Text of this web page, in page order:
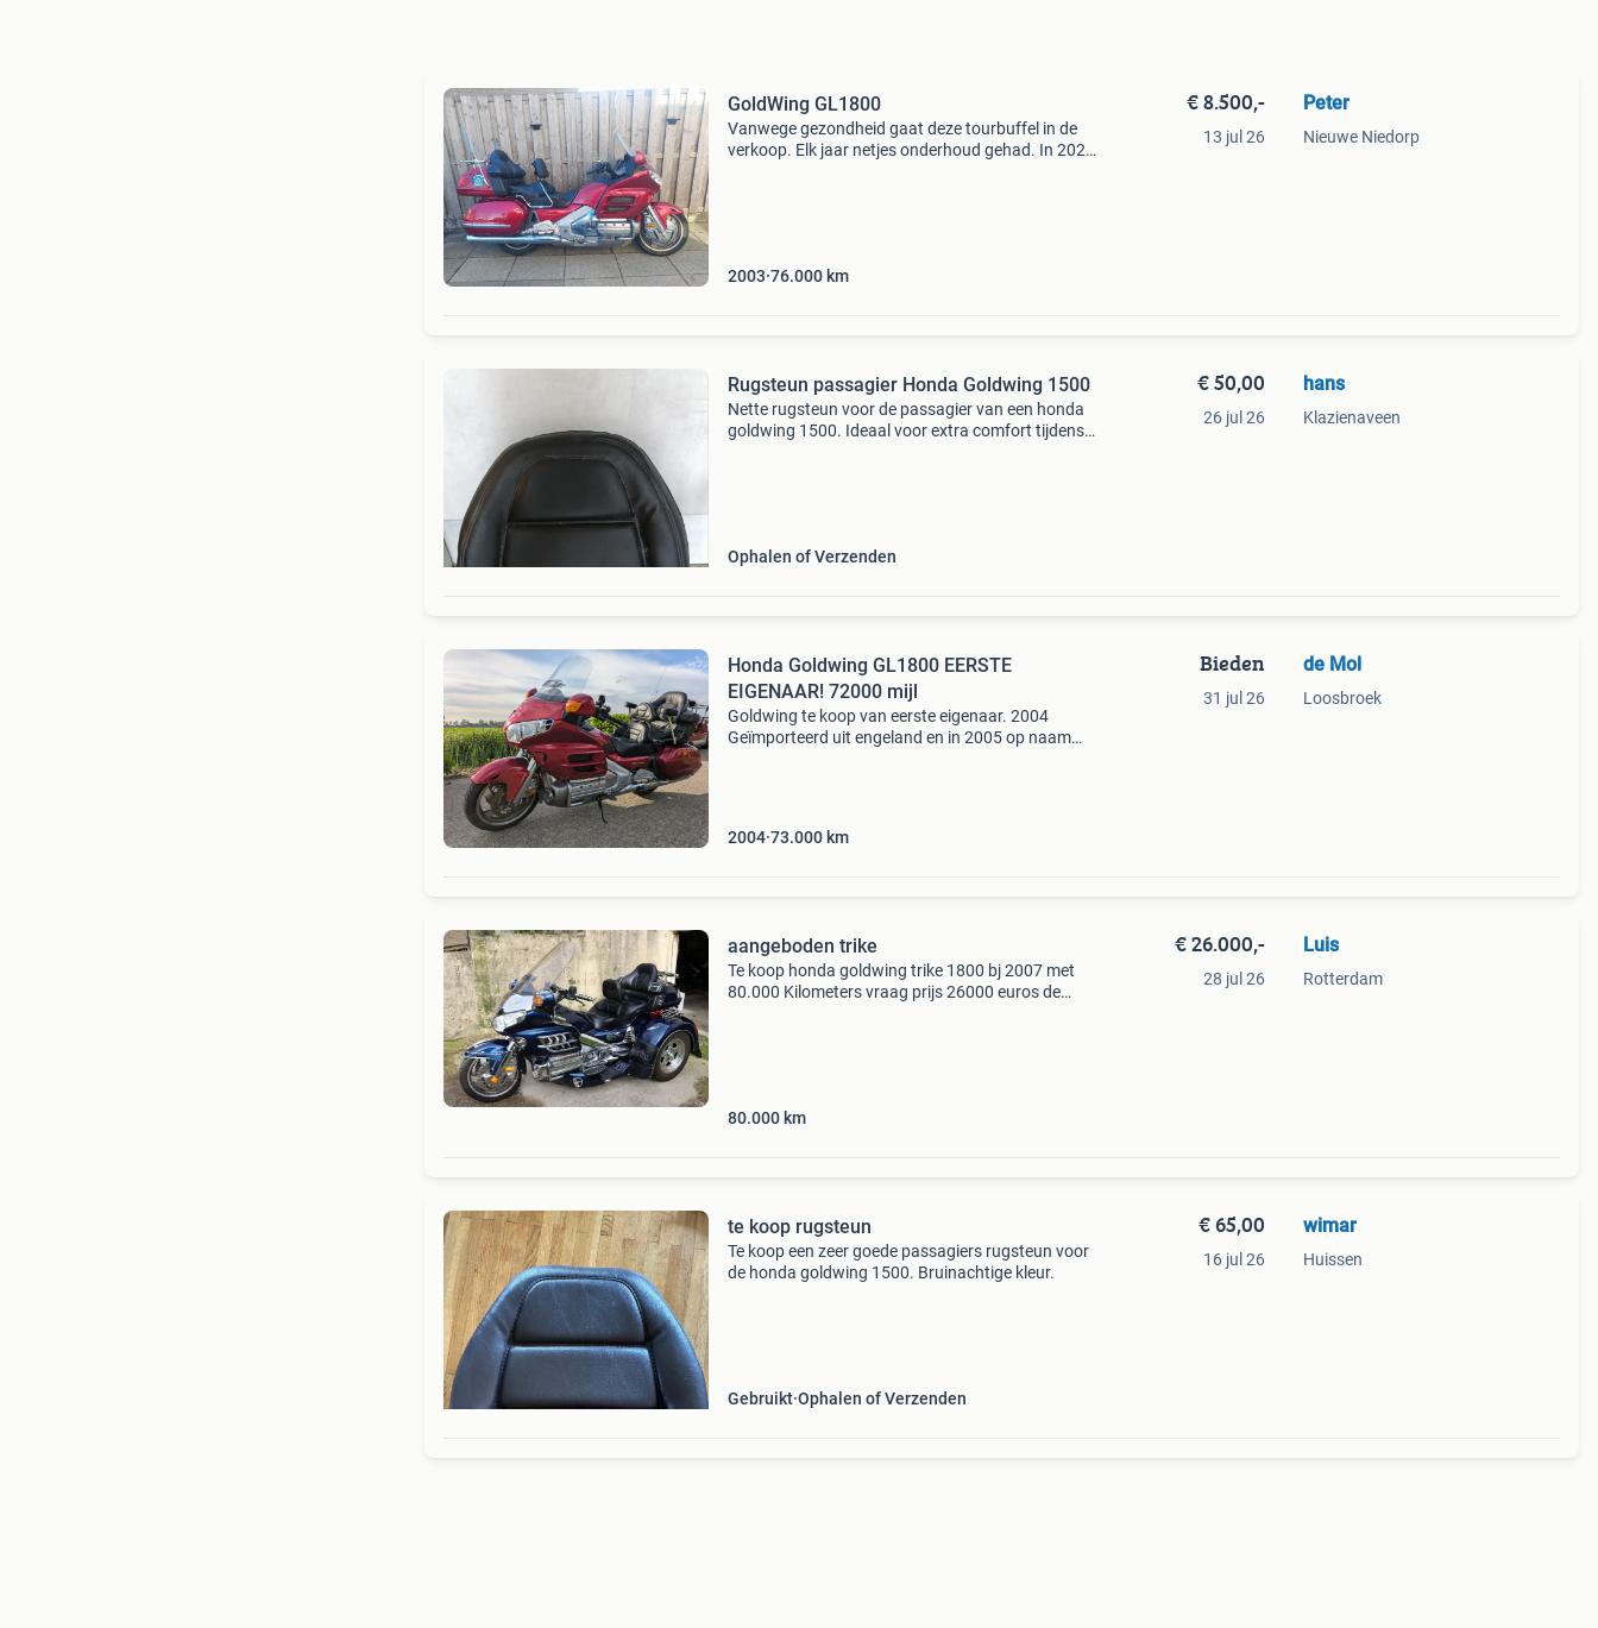
GoldWing GL1800
Vanwege gezondheid gaat deze tourbuffel in de
verkoop. Elk jaar netjes onderhoud gehad. In 2025
2003 76.000 km
€ 8.500,-
13 jul 26
Peter
Nieuwe Niedorp
Rugsteun passagier Honda Goldwing 1500
Nette rugsteun voor de passagier van een honda
goldwing 1500. Ideaal voor extra comfort tijdens
Ophalen of Verzenden
€ 50,00
26 jul 26
hans
Klazienaveen
Honda Goldwing GL1800 EERSTE
EIGENAAR! 72000 mijl
Goldwing te koop van eerste eigenaar. 2004
Geïmporteerd uit engeland en in 2005 op naam
2004 73.000 km
Bieden
31 jul 26
de Mol
Loosbroek
aangeboden trike
Te koop honda goldwing trike 1800 bj 2007 met
80.000 Kilometers vraag prijs 26000 euros de
80.000 km
€ 26.000,-
28 jul 26
Luis
Rotterdam
te koop rugsteun
Te koop een zeer goede passagiers rugsteun voor
de honda goldwing 1500. Bruinachtige kleur.
Gebruikt Ophalen of Verzenden
€ 65,00
16 jul 26
wimar
Huissen